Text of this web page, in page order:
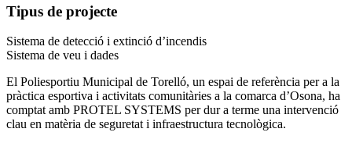
Tipus de projecte
Sistema de detecció i extinció d’incendis
Sistema de veu i dades
El Poliesportiu Municipal de Torelló, un espai de referència per a la
pràctica esportiva i activitats comunitàries a la comarca d’Osona, ha
comptat amb PROTEL SYSTEMS per dur a terme una intervenció
clau en matèria de seguretat i infraestructura tecnològica.